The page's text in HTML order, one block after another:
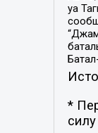
уа
*